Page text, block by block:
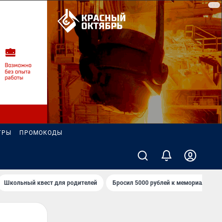
ПРОМОКОДЫ
Школьный квест для родителей Бросил 5000 рублей к мемориалу